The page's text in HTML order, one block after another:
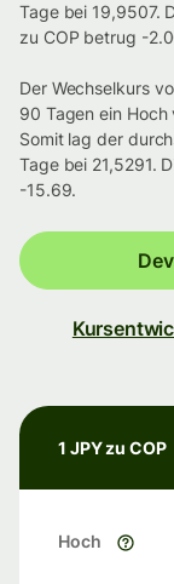
Tage bei 19,9507.
zu COP betrug -
Der Wechselkurs
90 Tagen ein
Somit lag der
Tage bei 21,5291.
-15.69.
1 JPY zu COP
Hoch